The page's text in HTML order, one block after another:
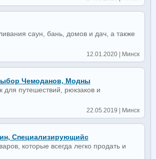
саун, бань, домов и дач, а также
12.01.2020 | Минск
Чемоданов, Модны
путешествий, рюкзаков и
22.05.2019 | Минск
Специализирующийс
которые всегда легко продать и